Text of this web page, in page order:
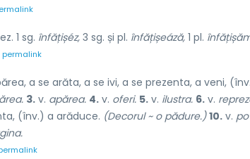
1 sg. înfățișéz, 3 sg. și pl. înfățișeáză, 1 pl.
permalink
a se arăta, a se ivi, a se prezenta, a veni,
3. v. apărea. 4. v. oferi. 5. v. ilustra. 6. v.
(înv.) a arăduce. (Decorul ~ o pădure.) 10. v.